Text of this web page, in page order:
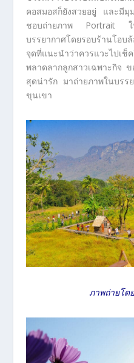
คอสมอสก็ยังสวยอยู่ และมีมุ
ชอบถ่ายภาพ Portrait ใ
บรรยากาศโดยรอบร้านโอบ
จุดที่แนะนำว่าควรแวะไปเ
พลาดลากลูกสาวเฉพาะกิจ
สุดน่ารัก มาถ่ายภาพในบรร
ขุนเขา
ภาพถ่ายโ